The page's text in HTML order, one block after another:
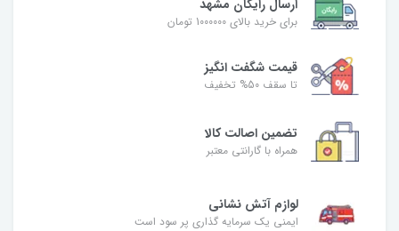
ارسال رایگان مشهد
برای خرید بالای 1000000 تومان
قیمت شگفت‌ انگیز
تا سقف 50% تخفیف
تضمین اصالت کالا
همراه با گارانتی معتبر
لوازم آتش نشانی
ایمنی یک سرمایه گذاری پر سود است